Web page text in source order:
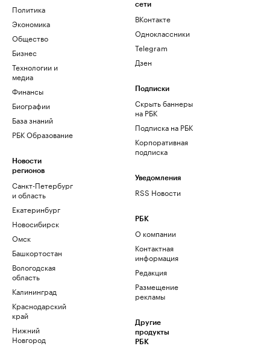
Политика
Экономика
Общество
Бизнес
Технологии и
медиа
Финансы
Биографии
База знаний
РБК Образование
Новости
регионов
Санкт-Петербург
и область
Екатеринбург
Новосибирск
Омск
Башкортостан
Вологодская
область
Калининград
Краснодарский
край
Нижний
Новгород
сети
ВКонтакте
Одноклассники
Telegram
Дзен
Подписки
Скрыть баннеры
на РБК
Подписка на РБК
Корпоративная
подписка
Уведомления
RSS Новости
РБК
О компании
Контактная
информация
Редакция
Размещение
рекламы
Другие
продукты
РБК